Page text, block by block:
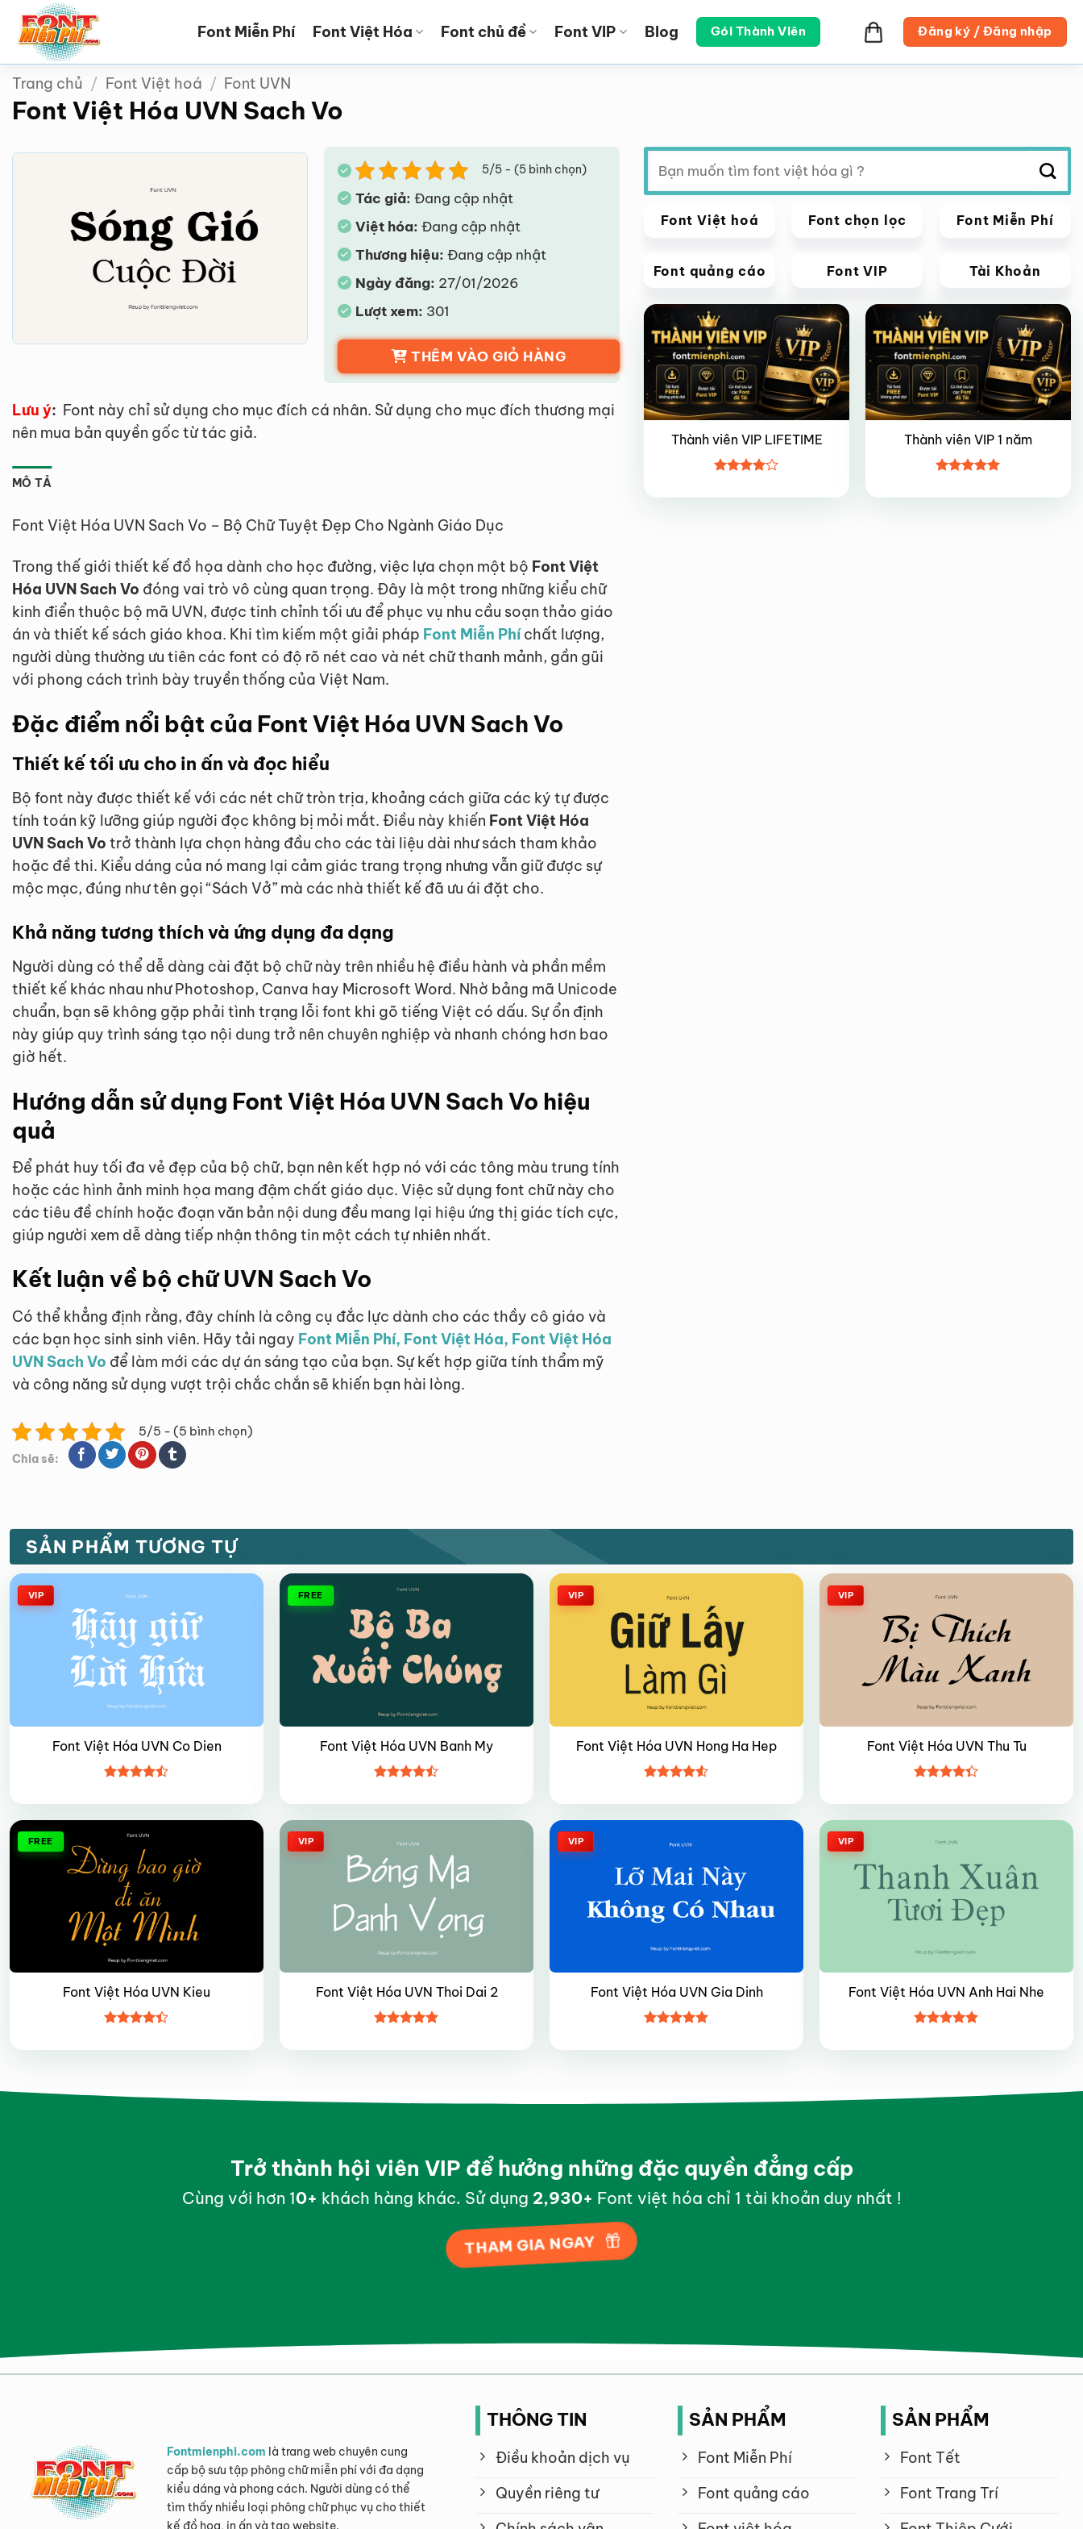
qua
dung
Font Miễn Phí Font Việt Hóa Font chủ đề Font VIP Blog Gói Thành Viên Đăng ký / Đăng nhập
Trang chủ / Font Việt hoá / Font UVN
Font Việt Hóa UVN Sach Vo
5/5 - (5 bình chọn)
Tác giả: Đang cập nhật
Việt hóa: Đang cập nhật
Thương hiệu: Đang cập nhật
Ngày đăng: 27/01/2026
Lượt xem: 301
THÊM VÀO GIỎ HÀNG
Lưu ý: Font này chỉ sử dụng cho mục đích cá nhân. Sử dụng cho mục đích thương mại
nên mua bản quyền gốc từ tác giả.
MÔ TẢ
Font Việt Hóa UVN Sach Vo – Bộ Chữ Tuyệt Đẹp Cho Ngành Giáo Dục
Trong thế giới thiết kế đồ họa dành cho học đường, việc lựa chọn một bộ Font Việt
Hóa UVN Sach Vo đóng vai trò vô cùng quan trọng. Đây là một trong những kiểu chữ
kinh điển thuộc bộ mã UVN, được tinh chỉnh tối ưu để phục vụ nhu cầu soạn thảo giáo
án và thiết kế sách giáo khoa. Khi tìm kiếm một giải pháp Font Miễn Phíchất lượng,
người dùng thường ưu tiên các font có độ rõ nét cao và nét chữ thanh mảnh, gần gũi
với phong cách trình bày truyền thống của Việt Nam.
Đặc điểm nổi bật của Font Việt Hóa UVN Sach Vo
Thiết kế tối ưu cho in ấn và đọc hiểu
Bộ font này được thiết kế với các nét chữ tròn trịa, khoảng cách giữa các ký tự được
tính toán kỹ lưỡng giúp người đọc không bị mỏi mắt. Điều này khiến Font Việt Hóa
UVN Sach Vo trở thành lựa chọn hàng đầu cho các tài liệu dài như sách tham khảo
hoặc đề thi. Kiểu dáng của nó mang lại cảm giác trang trọng nhưng vẫn giữ được sự
mộc mạc, đúng như tên gọi “Sách Vở” mà các nhà thiết kế đã ưu ái đặt cho.
Khả năng tương thích và ứng dụng đa dạng
Người dùng có thể dễ dàng cài đặt bộ chữ này trên nhiều hệ điều hành và phần mềm
thiết kế khác nhau như Photoshop, Canva hay Microsoft Word. Nhờ bảng mã Unicode
chuẩn, bạn sẽ không gặp phải tình trạng lỗi font khi gõ tiếng Việt có dấu. Sự ổn định
này giúp quy trình sáng tạo nội dung trở nên chuyên nghiệp và nhanh chóng hơn bao
giờ hết.
Hướng dẫn sử dụng Font Việt Hóa UVN Sach Vo hiệu
quả
Để phát huy tối đa vẻ đẹp của bộ chữ, bạn nên kết hợp nó với các tông màu trung tính
hoặc các hình ảnh minh họa mang đậm chất giáo dục. Việc sử dụng font chữ này cho
các tiêu đề chính hoặc đoạn văn bản nội dung đều mang lại hiệu ứng thị giác tích cực,
giúp người xem dễ dàng tiếp nhận thông tin một cách tự nhiên nhất.
Kết luận về bộ chữ UVN Sach Vo
Có thể khẳng định rằng, đây chính là công cụ đắc lực dành cho các thầy cô giáo và
các bạn học sinh sinh viên. Hãy tải ngay Font Miễn Phí, Font Việt Hóa, Font Việt Hóa
UVN Sach Vo để làm mới các dự án sáng tạo của bạn. Sự kết hợp giữa tính thẩm mỹ
và công năng sử dụng vượt trội chắc chắn sẽ khiến bạn hài lòng.
5/5 - (5 bình chọn)
Chia sẽ:
Tìm
kiếm:
Font Việt hoá Font chọn lọc Font Miễn Phí
Font quảng cáo Font VIP Tài Khoản
Giảm giá!
Thành viên VIP LIFETIME
xếp hạng
Giảm giá!
Thành viên VIP 1 năm
hạng55
SẢN PHẨM TƯƠNG TỰ
VIP
Font Việt Hóa UVN Co Dien
hạng4.45
FREE
Font Việt Hóa UVN Banh My
hạng4.45
VIP
Font Việt Hóa UVN Hong Ha Hep
hạng4.5
VIP
Font Việt Hóa UVN Thu Tu
hạng4.35
FREE
Font Việt Hóa UVN Kieu
hạng4.4
VIP
Font Việt Hóa UVN Thoi Dai 2
hạng4.95
VIP
Font Việt Hóa UVN Gia Dinh
hạng4.95
VIP
Font Việt Hóa UVN Anh Hai Nhe
hạng4.85
Trở thành hội viên VIP để hưởng những đặc quyền đẳng cấp
Cùng với hơn 10+ khách hàng khác. Sử dụng 2,997+ Font việt hóa chỉ 1 tài khoản duy nhất !
THAM GIA NGAY
Fontmienphi.com là trang web chuyên cung
cấp bộ sưu tập phông chữ miễn phí với đa dạng
kiểu dáng và phong cách. Người dùng có thể
tìm thấy nhiều loại phông chữ phục vụ cho thiết
kế đồ họa, in ấn và tạo website.
THÔNG TIN
Điều khoản dịch vụ
Quyền riêng tư
SẢN PHẨM
Font Miễn Phí
Font quảng cáo
SẢN PHẨM
Font Tết
Font Trang Trí